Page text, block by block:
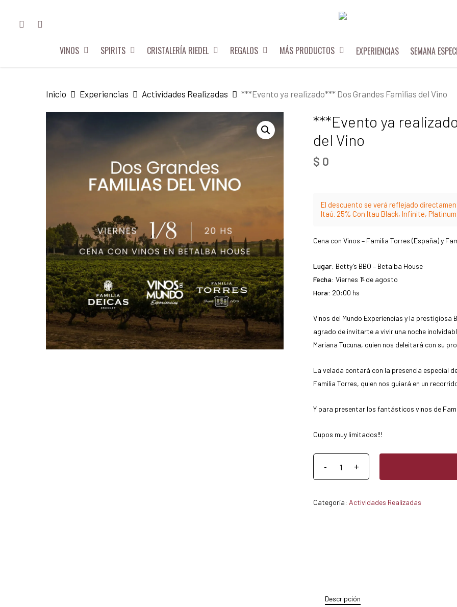
FACEBOOKINSTAGRAM
VINOS SPIRITS CRISTALERÍA RIEDEL REGALOS MÁS PRODUCTOS EXPERIENCIAS SEMANA
Inicio Experiencias Actividades Realizadas ***Evento ya realizado*** Dos Grandes Familias del Vino
***Evento ya
del Vino
$ 0
El descuento se verá reflejado
Itaú. 25% Con Itau Black, Infinite,
Cena con Vinos – Familia Torres (España) y
Lugar: Betty’s BBQ – Betalba House
Fecha: Viernes 1º de agosto
Hora: 20:00 hs
Vinos del Mundo Experiencias y la prestigiosa
agrado de invitarte a vivir una noche
Mariana Tucuna, quien nos deleitará con su
La velada contará con la presencia especial
Familia Torres, quien nos guiará en un
Y para presentar los fantásticos vinos de
Cupos muy limitados!!!
Categoría: Actividades Realizadas
Descripción